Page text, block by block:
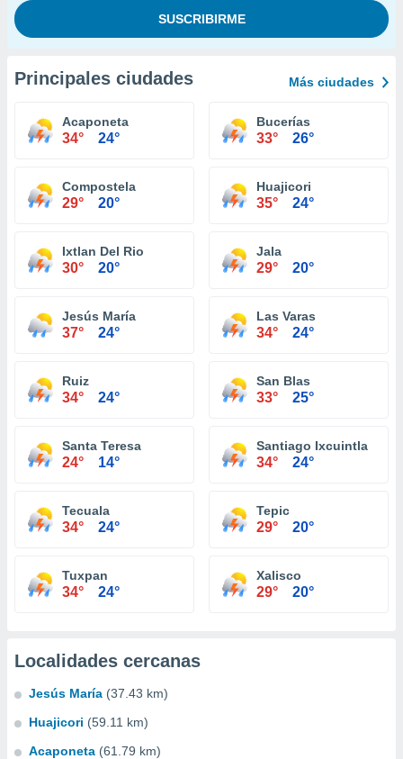
Principales ciudades Más ciudades
Acaponeta
34° 24°
Bucerías
33° 26°
Compostela
29° 20°
Huajicori
35° 24°
Ixtlan Del Rio
30° 20°
Jala
29° 20°
Jesús María
37° 24°
Las Varas
34° 24°
Ruiz
34° 24°
San Blas
33° 25°
Santa Teresa
24° 14°
Santiago Ixcuintla
34° 24°
Tecuala
34° 24°
Tepic
29° 20°
Tuxpan
34° 24°
Xalisco
29° 20°
Localidades cercanas
Jesús María (37.43 km)
Huajicori (59.11 km)
Acaponeta (61.79 km)